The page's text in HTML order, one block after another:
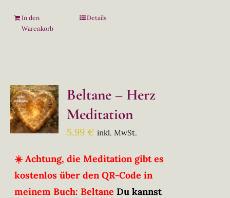
In den
Warenkorb
Details
Beltane – Herz
Meditation
5,99€ inkl. MwSt.
☀️ Achtung, die Meditation gibt es
kostenlos über den QR-Code in
meinem Buch: Beltane Du kannst